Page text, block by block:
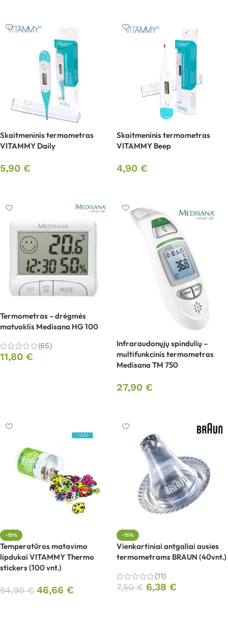
Skaitmeninis termometras
VITAMMY Daily
5,90 €
Skaitmeninis termometras
VITAMMY Beep
4,90 €
Termometras – drėgmės
matuoklis Medisana HG 100
(65)
11,80 €
Infraraudonųjų spindulių –
multifunkcinis termometras
Medisana TM 750
27,90 €
-15%
Temperatūros matavimo
lipdukai VITAMMY Thermo
stickers (100 vnt.)
54,90€ 46,66 €
-15%
Vienkartiniai antgaliai ausies
termometrams BRAUN (40vnt.)
(11)
7,50€ 6,38 €